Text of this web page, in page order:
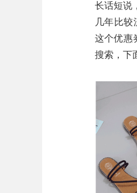
长话短说
几年比
这个优惠
搜索，下